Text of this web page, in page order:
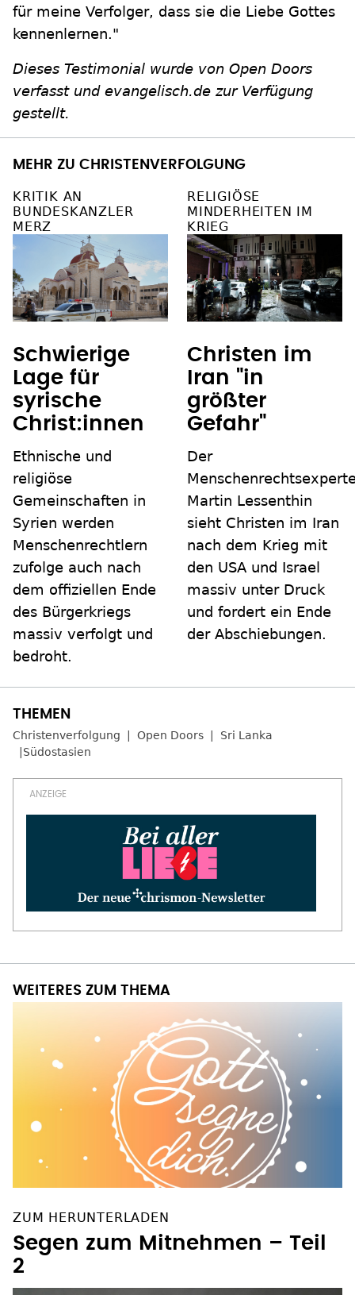
für meine Verfolger, dass sie die Liebe Gottes
kennenlernen."
Dieses Testimonial wurde von Open Doors
verfasst und evangelisch.de zur Verfügung
gestellt.
MEHR ZU CHRISTENVERFOLGUNG
KRITIK AN
BUNDESKANZLER
MERZ
Schwierige
Lage für
syrische
Christ:innen
Ethnische und
religiöse
Gemeinschaften in
Syrien werden
Menschenrechtlern
zufolge auch nach
dem offiziellen Ende
des Bürgerkriegs
massiv verfolgt und
bedroht.
RELIGIÖSE
MINDERHEITEN IM
KRIEG
Christen im
Iran "in
größter
Gefahr"
Der
Martin Lessenthin
sieht Christen im Iran
nach dem Krieg mit
den USA und Israel
massiv unter Druck
und fordert ein Ende
der Abschiebungen.
Christenverfolgung Open Doors
Sri Lanka
Südostasien
WEITERES ZUM THEMA
ZUM HERUNTERLADEN
Segen zum Mitnehmen – Teil